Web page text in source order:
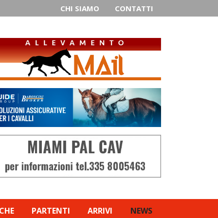
CHI SIAMO CONTATTI
PARTENTI ARRIVI NEWS